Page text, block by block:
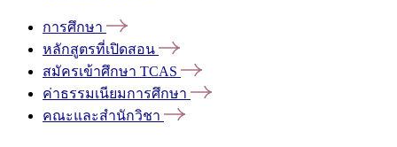
การศึกษา
หลักสูตรที่เปิดสอน
สมัครเข้าศึกษา TCAS
ค่าธรรมเนียมการศึกษา
คณะและสำนักวิชา